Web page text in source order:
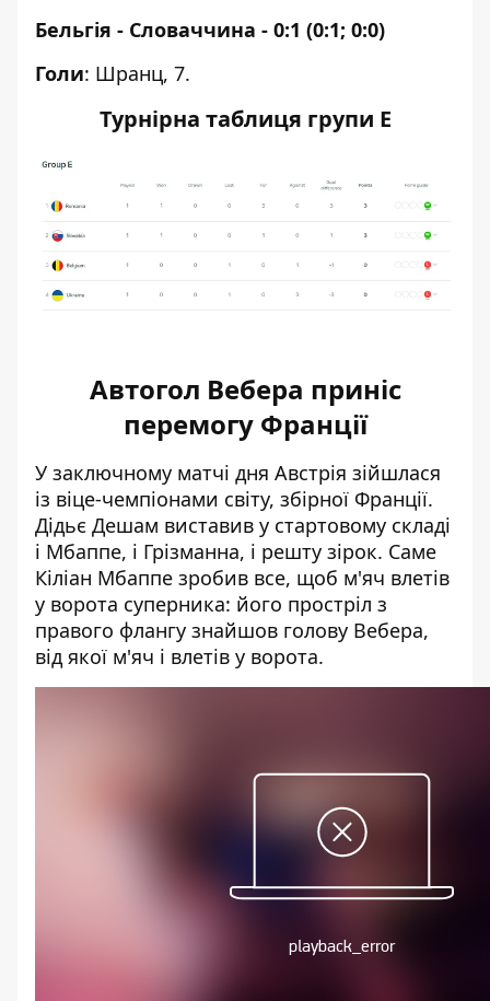
Бельгія - Словаччина - 0:1 (0:1; 0:0)
Голи: Шранц, 7.
Турнірна таблиця групи Е
Автогол Вебера приніс
перемогу Франції
У заключному матчі дня Австрія зійшлася
із віце-чемпіонами світу, збірної Франції.
Дідьє Дешам виставив у стартовому складі
і Мбаппе, і Грізманна, і решту зірок. Саме
Кіліан Мбаппе зробив все, щоб м'яч влетів
у ворота суперника: його простріл з
правого флангу знайшов голову Вебера,
від якої м'яч і влетів у ворота.